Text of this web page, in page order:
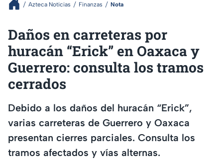
Azteca Noticias Finanzas Nota
Daños en carreteras por
huracán “Erick” en Oaxaca y
Guerrero: consulta los tramos
cerrados
Debido a los daños del huracán “Erick”,
varias carreteras de Guerrero y Oaxaca
presentan cierres parciales. Consulta los
tramos afectados y vías alternas.